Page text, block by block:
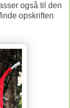
også til den
opskriften